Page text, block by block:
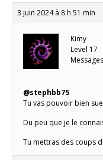
3 juin 2024 à 8 h 51 min
Kimy
Level 17
@stephbb75
Tu vas pouvoir bien
Du peu que je le
Tu mettras des coups